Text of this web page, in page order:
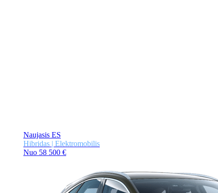
Naujasis ES
Hibridas | Elektromobilis
Nuo 58 500 €